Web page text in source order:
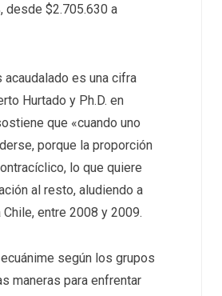
desde $2.705.630 a
es una cifra
Hurtado y Ph.D. en
que «cuando uno
porque la proporción
lo que quiere
al resto, aludiendo a
entre 2008 y 2009.
según los grupos
maneras para enfrentar